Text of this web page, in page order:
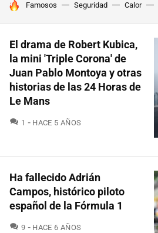
HOY SE HABLA DE
Famosos Seguridad Calor
El drama de Robert Kubica,
la mini 'Triple Corona' de
Juan Pablo Montoya y otras
historias de las 24 Horas de
Le Mans
1 COMENTARIOS
HACE 5 AÑOS
Ha fallecido Adrián
Campos, histórico piloto
español de la Fórmula 1
9 COMENTARIOS
HACE 6 AÑOS